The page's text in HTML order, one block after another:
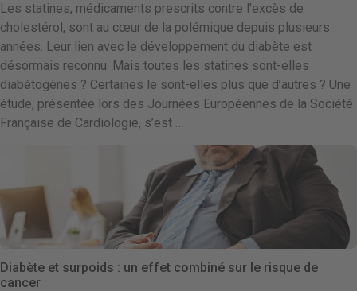
Les statines, médicaments prescrits contre l’excès de
cholestérol, sont au cœur de la polémique depuis plusieurs
années. Leur lien avec le développement du diabète est
désormais reconnu. Mais toutes les statines sont-elles
diabétogènes ? Certaines le sont-elles plus que d’autres ? Une
étude, présentée lors des Journées Européennes de la Société
Française de Cardiologie, s’est …
Diabète et surpoids : un effet combiné sur le risque de
cancer